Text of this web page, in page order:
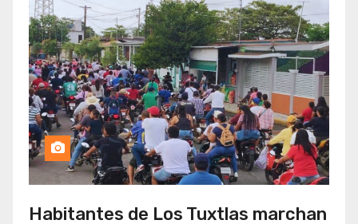
Habitantes de Los Tuxtlas marchan